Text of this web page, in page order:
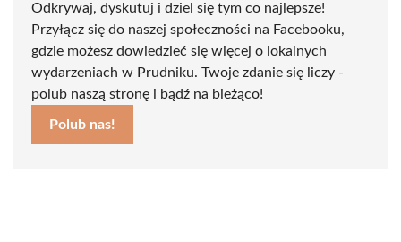
Odkrywaj, dyskutuj i dziel się tym co najlepsze!
Przyłącz się do naszej społeczności na Facebooku,
gdzie możesz dowiedzieć się więcej o lokalnych
wydarzeniach w Prudniku. Twoje zdanie się liczy -
polub naszą stronę i bądź na bieżąco!
Polub nas!